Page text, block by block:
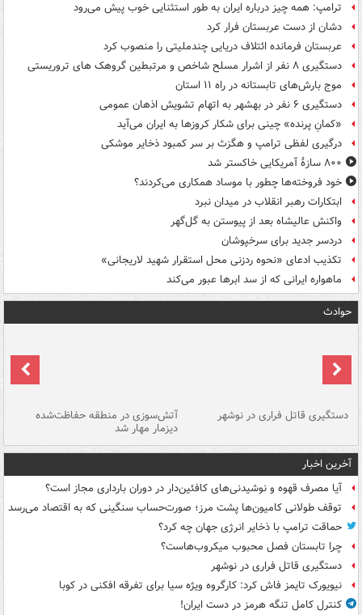
ترامپ: همه چیز درباره ایران به طور استثنایی خوب پیش می‌رود
دشان از دست عربستان فرار کرد
عربستان فرمانده ائتلاف دریایی چندملیتی را منصوب کرد
دستگیری ۸ نفر از اشرار مسلح شاخص و مرتبطین گروهک های تروریستی
موج بارش‌های تابستانه در راه ۱۱ استان
دستگیری ۶ نفر در بهشهر به اتهام تشویش اذهان عمومی
«کمانِ پرنده» چینی برای شکار کروزها به ایران می‌آید
درگیری لفظی ترامپ و هگزث بر سر کمبود ذخایر موشکی
۸۰۰ سازۀ آمریکایی خاکستر شد
خود فروخته‌ها چطور با موساد همکاری می‌کردند؟
ابتکارات رهبر انقلاب در میدان نبرد
واکنش عالیشاه بعد از پیوستن به گل‌گهر
دردسر جدید برای سرخپوشان
تکذیب ادعای «نحوه ردزنی محل استقرار شهید لاریجانی»
ماهواره ایرانی که از سد ابرها عبور می‌کند
حوادث
دستگیری قاتل فراری در نوشهر آتش‌سوزی در منطقه حفاظت‌شده
دیزمار مهار شد
آخرین اخبار
آیا مصرف قهوه و نوشیدنی‌های کافئین‌دار در دوران بارداری مجاز است؟
توقف طولانی کامیون‌ها پشت مرز؛ صورت‌حساب سنگینی که به اقتصاد می‌رسد
حماقت ترامپ با ذخایر انرژی جهان چه کرد؟
چرا تابستان فصل محبوب میکروب‌هاست؟
دستگیری قاتل فراری در نوشهر
نیویورک تایمز فاش کرد: کارگروه ویژه سیا برای تفرقه افکنی در کوبا
کنترل کامل تنگه هرمز در دست ایران!